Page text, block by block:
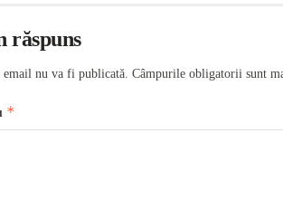
răspuns
email nu va fi publicată. Câmpurile obligatorii sunt
*